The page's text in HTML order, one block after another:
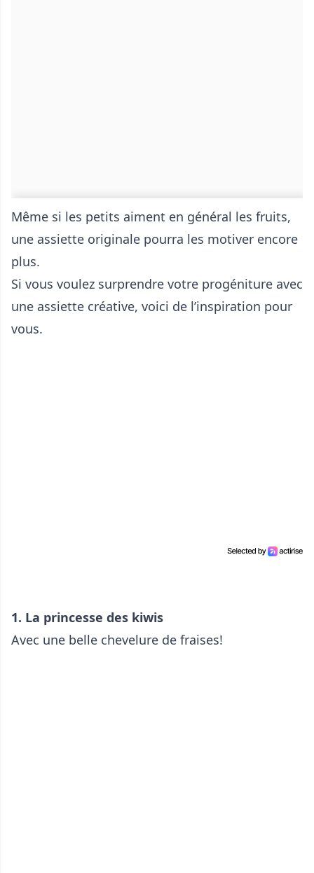
Même si les petits aiment en général les fruits,
une assiette originale pourra les motiver encore
plus.
Si vous voulez surprendre votre progéniture avec
une assiette créative, voici de l’inspiration pour
vous.
1. La princesse des kiwis
Avec une belle chevelure de fraises!